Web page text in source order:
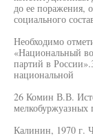
до ее поражения,
социального
Необходимо
«Национальный
партий в
национальной
26 Комин В.В.
мелкобуржуазных
Калинин, 1970 г.